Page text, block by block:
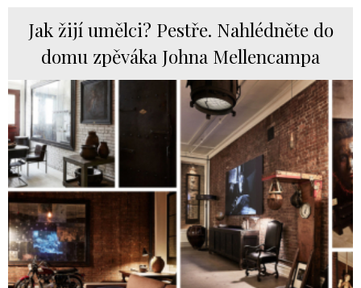
Jak žijí umělci? Pestře. Nahlédněte do
domu zpěváka Johna Mellencampa